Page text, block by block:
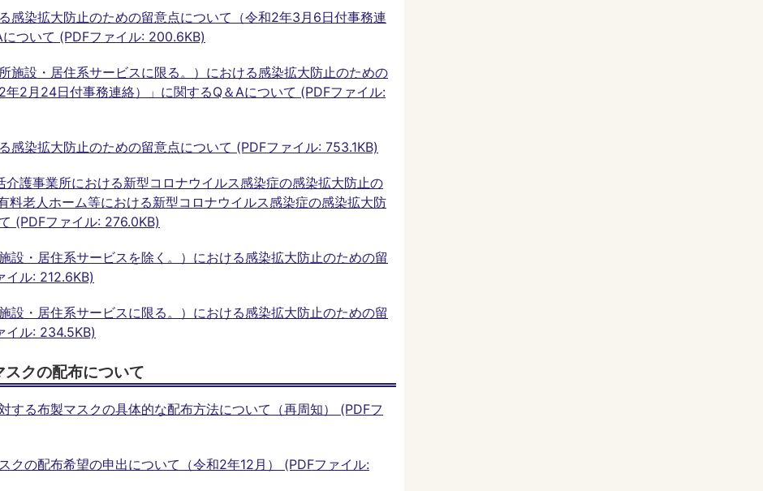
感染拡大防止のための留意点について（令和2年3月6日付事務連
ついて (PDFファイル: 200.6KB)
施設・居住系サービスに限る。）における感染拡大防止のための
年2月24日付事務連絡）」に関するQ＆Aについて (PDFファイル:
感染拡大防止のための留意点について (PDFファイル: 753.1KB)
介護事業所における新型コロナウイルス感染症の感染拡大防止の
料老人ホーム等における新型コロナウイルス感染症の感染拡大防
(PDFファイル: 276.0KB)
設・居住系サービスを除く。）における感染拡大防止のための留
イル: 212.6KB)
設・居住系サービスに限る。）における感染拡大防止のための留
イル: 234.5KB)
クの配布について
する布製マスクの具体的な配布方法について（再周知） (PDFフ
クの配布希望の申出について（令和2年12月） (PDFファイル: